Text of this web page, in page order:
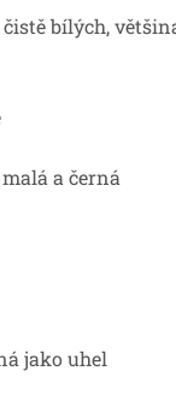
čistě bílých,
a černá
jako uhel